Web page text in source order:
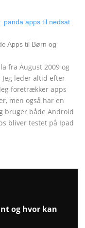
panda apps til nedsat
Apps til Børn og
fra August 2009 og
Jeg leder altid efter
foretrækker apps
men også har en
bruger både Android
bliver testet på Ipad
og hvor kan